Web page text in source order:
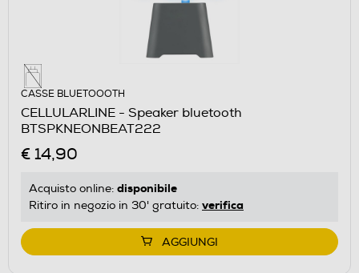
CASSE BLUETOOOTH
CELLULARLINE - Speaker bluetooth
BTSPKNEONBEAT222
€ 14,90
Acquisto online: disponibile
Ritiro in negozio in 30' gratuito: verifica
AGGIUNGI